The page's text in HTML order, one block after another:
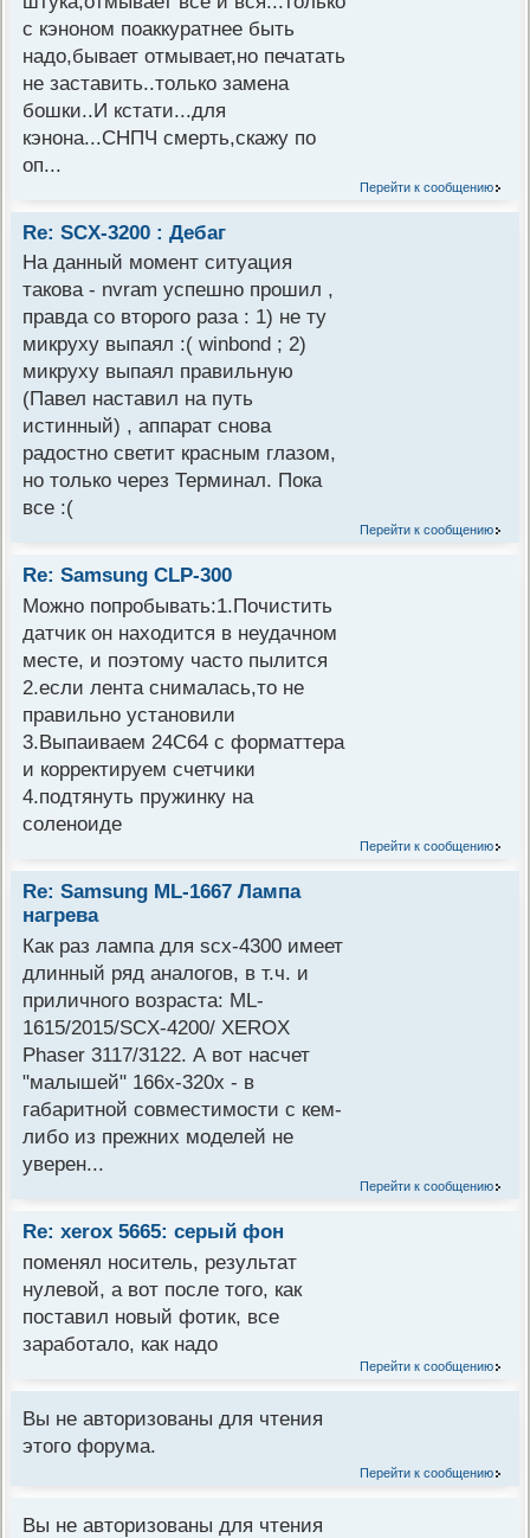
с кэноном поаккуратнее быть
надо,бывает отмывает,но печатать
не заставить..только замена
бошки..И кстати...для
кэнона...СНПЧ смерть,скажу по
оп...
Перейти к сообщению
Re: SCX-3200 : Дебаг
На данный момент ситуация
такова - nvram успешно прошил ,
правда со второго раза : 1) не ту
микруху выпаял :( winbond ; 2)
микруху выпаял правильную
(Павел наставил на путь
истинный) , аппарат снова
радостно светит красным глазом,
но только через Терминал. Пока
все :(
Перейти к сообщению
Re: Samsung CLP-300
Можно попробывать:1.Почистить
датчик он находится в неудачном
месте, и поэтому часто пылится
2.если лента снималась,то не
правильно установили
3.Выпаиваем 24С64 с форматтера
и корректируем счетчики
4.подтянуть пружинку на
соленоиде
Перейти к сообщению
Re: Samsung ML-1667 Лампа
нагрева
Как раз лампа для scx-4300 имеет
длинный ряд аналогов, в т.ч. и
приличного возраста: ML-
1615/2015/SCX-4200/ XEROX
Phaser 3117/3122. А вот насчет
"малышей" 166х-320х - в
габаритной совместимости с кем-
либо из прежних моделей не
уверен...
Перейти к сообщению
Re: xerox 5665: серый фон
поменял носитель, результат
нулевой, а вот после того, как
поставил новый фотик, все
заработало, как надо
Перейти к сообщению
Вы не авторизованы для чтения
этого форума.
Перейти к сообщению
Вы не авторизованы для чтения